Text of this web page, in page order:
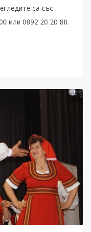
са със
или 0892 20 20 80.